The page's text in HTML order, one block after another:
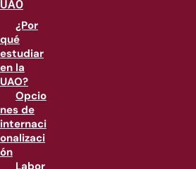
UAO
¿Por
qué
estudiar
en la
UAO?
Opcio
nes de
internaci
onalizaci
ón
Labor